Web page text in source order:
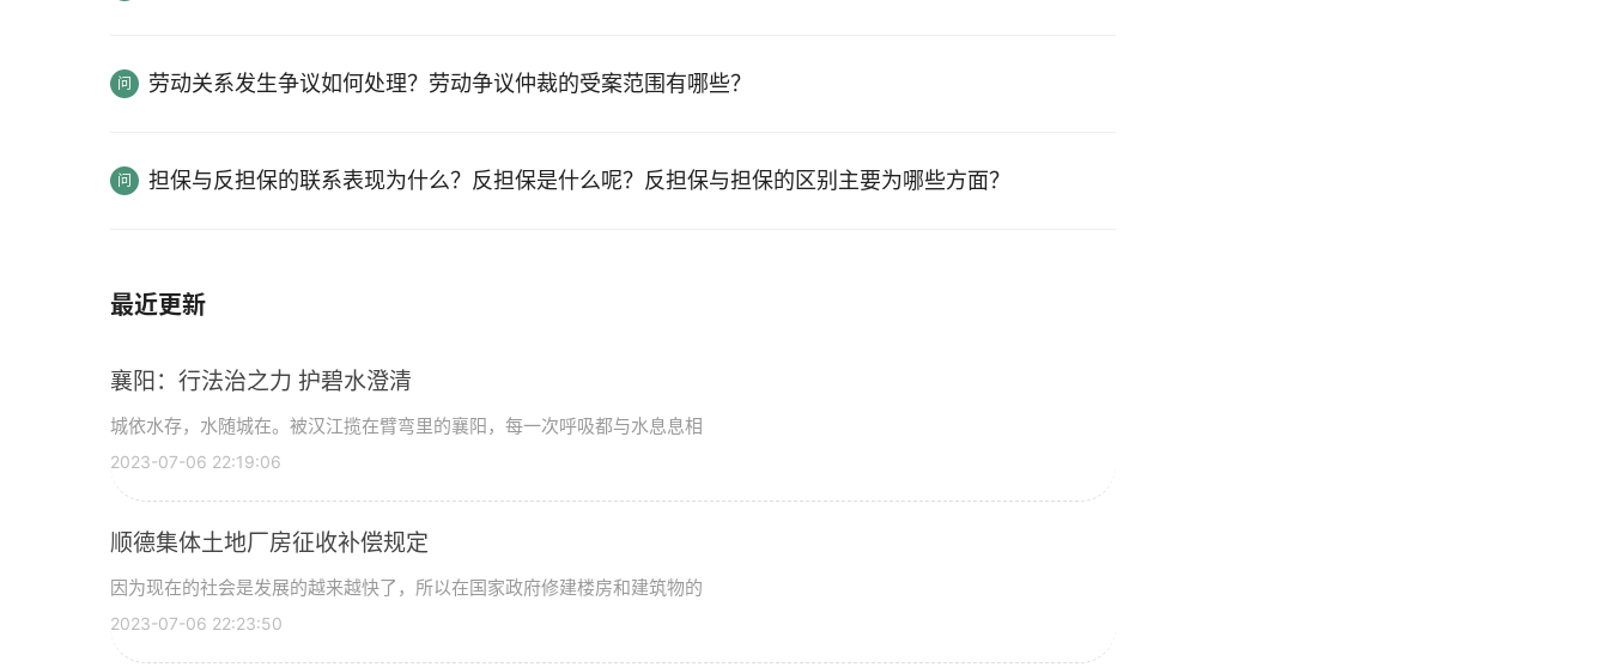
劳动关系发生争议如何处理？劳动争议仲裁的受案范围有哪些？
担保与反担保的联系表现为什么？反担保是什么呢？反担保与担保的区别主要为哪些方面？
最近更新
襄阳：行法治之力 护碧水澄清
城依水存，水随城在。被汉江揽在臂弯里的襄阳，每一次呼吸都与水息息相
2023-07-06 22:19:06
顺德集体土地厂房征收补偿规定
因为现在的社会是发展的越来越快了，所以在国家政府修建楼房和建筑物的
2023-07-06 22:23:50